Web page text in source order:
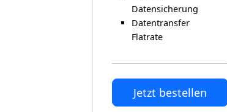
Datensicherung
Datentransfer
Flatrate
Jetzt bestellen